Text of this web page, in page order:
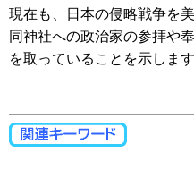
現在も、日本の侵略戦争を
同神社への政治家の参拝や
を取っていることを示します